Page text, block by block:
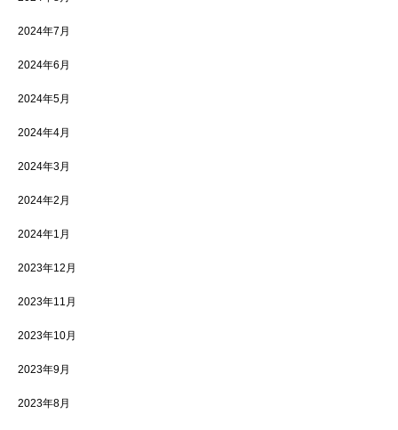
2024年7月
2024年6月
2024年5月
2024年4月
2024年3月
2024年2月
2024年1月
2023年12月
2023年11月
2023年10月
2023年9月
2023年8月